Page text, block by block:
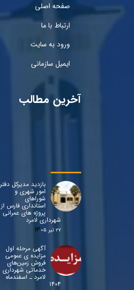
صفحه اصلی
ارتباط با ما
ورود به سایت
ایمیل سازمانی
آخرین مطالب
بازدید مدیرکل دفتر
امور شهری و
شوراهای
استانداری فارس از
پروژه های عمرانی
شهرداری لامرد
۲۷ تیر ۰۵
آگهی مرحله اول
مزایده ی عمومی
فروش زمین‌های
خدماتی شهرداری
لامرد ـ اسفندماه
۱۴۰۴